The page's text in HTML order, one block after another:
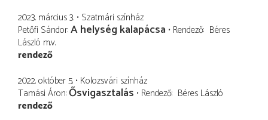
2023. március 3. Szatmári színház
Petőfi Sándor A helység kalapácsa Rendező Béres
László m.v.
rendező
2022. október 5. Kolozsvári színház
Tamási Áron Ősvigasztalás Rendező Béres László
rendező